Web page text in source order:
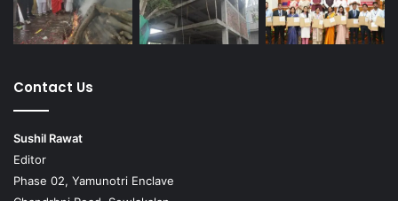
Contact Us
Sushil Rawat
Editor
Phase 02, Yamunotri Enclave